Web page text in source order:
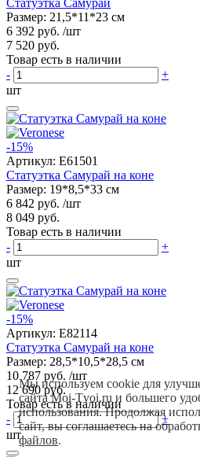
Размер: 21,5*11*23 см
6 392 руб. /шт
7 520 руб.
Товар есть в наличии
-
+
шт
-15%
Артикул: E61501
Статуэтка Самурай на коне
Размер: 19*8,5*33 см
6 842 руб. /шт
8 049 руб.
Товар есть в наличии
-
+
шт
-15%
Артикул: E82114
Статуэтка Самурай на коне
Размер: 28,5*10,5*28,5 см
10 787 руб. /шт
12 690 руб.
Товар есть в наличии
-
+
шт
Мы используем cookie для
сайта Moi-Tvoi.ru и большего
использования. Продолжая
сайт, вы соглашаетесь на
файлов.